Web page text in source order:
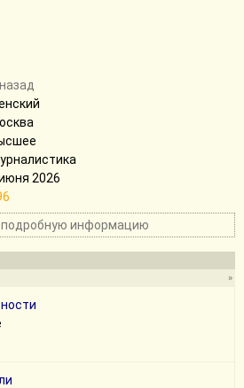
2026
подробную информацию
»